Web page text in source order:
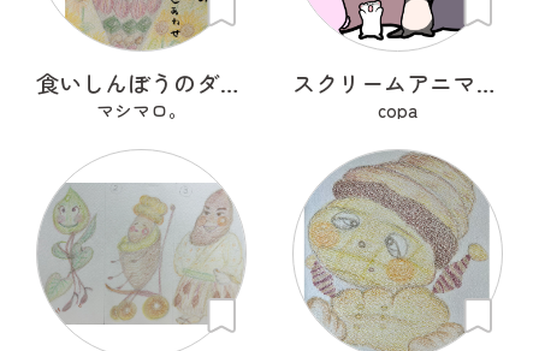
食いしんぼうのダブルさん
マシマロ。
スクリームアニマルズ
copa